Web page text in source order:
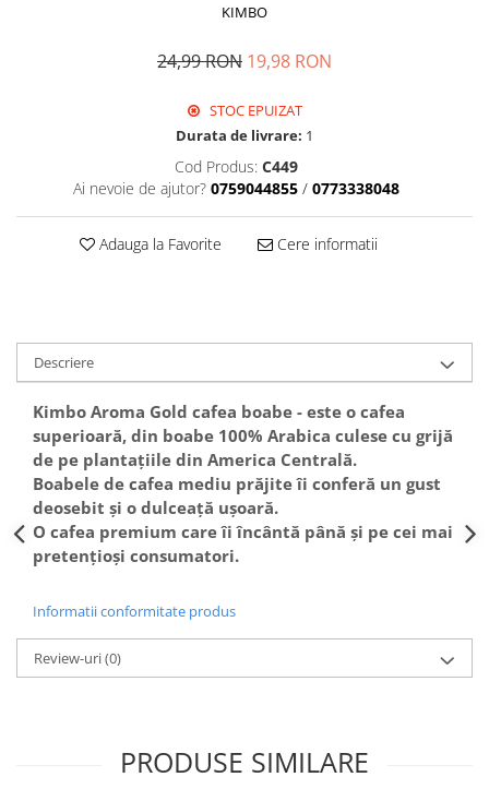
KIMBO
24,99 RON 19,98 RON
STOC EPUIZAT
Durata de livrare: 1
Cod Produs: C449
Ai nevoie de ajutor? 0759044855 / 0773338048
Adauga la Favorite Cere informatii
Descriere
Kimbo Aroma Gold cafea boabe - este o cafea
superioară, din boabe 100% Arabica culese cu grijă
de pe plantațiile din America Centrală.
Boabele de cafea mediu prăjite îi conferă un gust
deosebit și o dulceață ușoară.
O cafea premium care îi încântă până și pe cei mai
pretențioși consumatori.
Informatii conformitate produs
Review-uri(0)
PRODUSE SIMILARE